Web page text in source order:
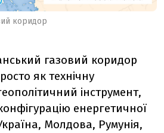
коридор
газовий коридор
як технічну
інструмент,
енергетичної
Молдова, Румунія,